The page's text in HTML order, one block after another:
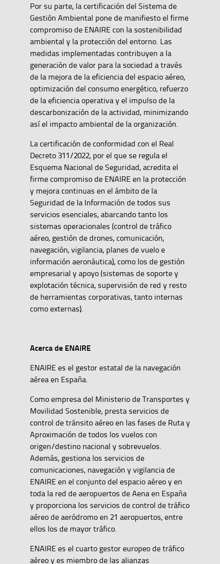
Por su parte, la certificación del Sistema de
Gestión Ambiental pone de manifiesto el firme
compromiso de ENAIRE con la sostenibilidad
ambiental y la protección del entorno. Las
medidas implementadas contribuyen a la
generación de valor para la sociedad a través
de la mejora de la eficiencia del espacio aéreo,
optimización del consumo energético, refuerzo
de la eficiencia operativa y el impulso de la
descarbonización de la actividad, minimizando
así el impacto ambiental de la organización.
La certificación de conformidad con el Real
Decreto 311/2022, por el que se regula el
Esquema Nacional de Seguridad, acredita el
firme compromiso de ENAIRE en la protección
y mejora continuas en el ámbito de la
Seguridad de la Información de todos sus
servicios esenciales, abarcando tanto los
sistemas operacionales (control de tráfico
aéreo, gestión de drones, comunicación,
navegación, vigilancia, planes de vuelo e
información aeronáutica), como los de gestión
empresarial y apoyo (sistemas de soporte y
explotación técnica, supervisión de red y resto
de herramientas corporativas, tanto internas
como externas).
Acerca de ENAIRE
ENAIRE es el gestor estatal de la navegación
aérea en España.
Como empresa del Ministerio de Transportes y
Movilidad Sostenible, presta servicios de
control de tránsito aéreo en las fases de Ruta y
Aproximación de todos los vuelos con
origen/destino nacional y sobrevuelos.
Además, gestiona los servicios de
comunicaciones, navegación y vigilancia de
ENAIRE en el conjunto del espacio aéreo y en
toda la red de aeropuertos de Aena en España
y proporciona los servicios de control de tráfico
aéreo de aeródromo en 21 aeropuertos, entre
ellos los de mayor tráfico.
ENAIRE es el cuarto gestor europeo de tráfico
aéreo y es miembro de las alianzas